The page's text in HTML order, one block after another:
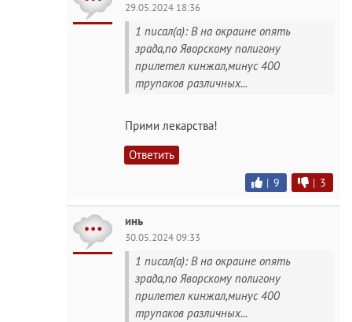
29.05.2024 18:36
1 писал(а): В на окраине опять
зрада,по Яворскому полигону
прилетел кинжал,минус 400
трупаков различных...
Прими лекарства!
Ответить
| 9 | 3
инь
30.05.2024 09:33
1 писал(а): В на окраине опять
зрада,по Яворскому полигону
прилетел кинжал,минус 400
трупаков различных...